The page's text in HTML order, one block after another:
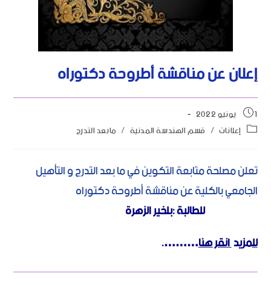
إعلان عن مناقشة أطروحة دكتوراه
1 يونيو 2022
إعلانات / قسم الهندسة المدنية / مابعد التدرج
تعلن مصلحة متابعة التكوين في ما بعد التدرج و التأهيل
الجامعي بالكلية عن مناقشة أطروحة دكتوراه
للطالبة :بلخير الزهرة
للمزيدانقر هنا……….